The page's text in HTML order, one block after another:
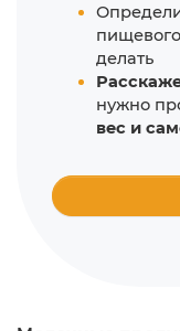
делать
нужно
вес и